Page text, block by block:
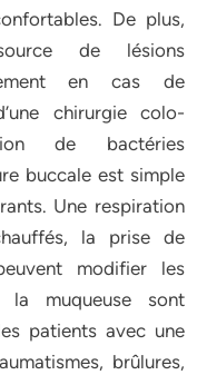
De plus,
de lésions
en cas de
chirurgie colo-
de bactéries
buccale est simple
Une respiration
la prise de
modifier les
muqueuse sont
patients avec une
brûlures,